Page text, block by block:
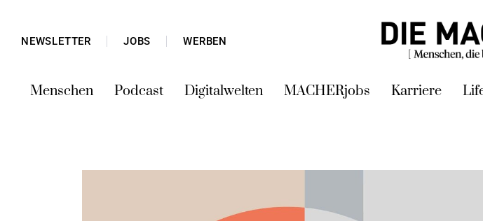
NEWSLETTER JOBS WERBEN
Menschen Podcast Digitalwelten MACHERjobs Karriere